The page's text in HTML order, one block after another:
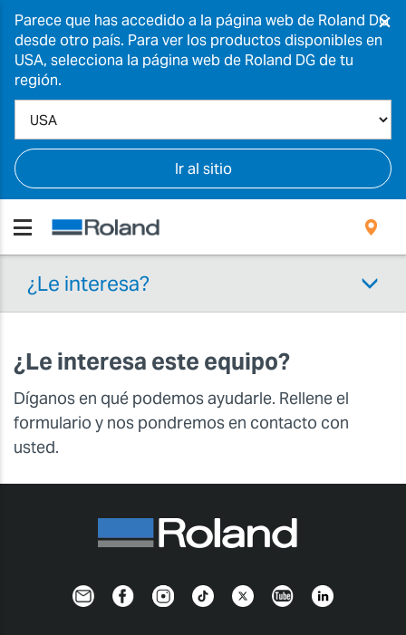
Parece que has accedido a la página web de Roland DG
desde otro país. Para ver los productos disponibles en
USA, selecciona la página web de Roland DG de tu
región.
Ir al sitio
×
¿Le interesa?
¿Le interesa este equipo?
Díganos en qué podemos ayudarle. Rellene el
formulario y nos pondremos en contacto con
usted.
NewsletterFacebookInstagramTikTokTwitterYouTubeLinkedin